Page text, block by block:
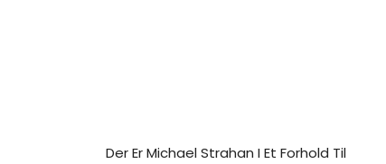
Der Er Michael Strahan I Et Forhold Til